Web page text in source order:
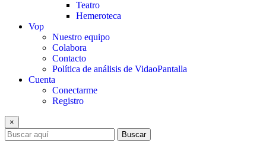
Teatro
Hemeroteca
Vop
Nuestro equipo
Colabora
Contacto
Política de análisis de VidaoPantalla
Cuenta
Conectarme
Registro
×
Buscar